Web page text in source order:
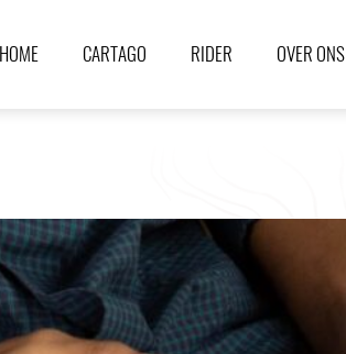
HOME CARTAGO RIDER OVER ONS